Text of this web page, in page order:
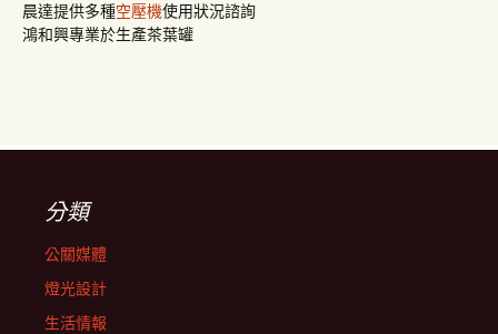
晨達提供多種空壓機使用狀況諮詢
鴻和興專業於生產茶葉罐
分類
公關媒體
燈光設計
生活情報